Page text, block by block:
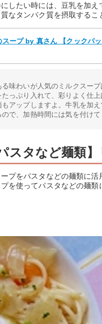
したい時には、豆乳を加え
なタンパク質を摂取するこ
ープ by 真さん 【クックパ
る味わいが人気のミルクスー
たっぷり入れて、彩りよく仕
もアップしますよ。牛乳を加
で、加熱時間には気を付けて
スタなど麺類
プをパスタなどの麺類に
を使ってパスタなどの麺